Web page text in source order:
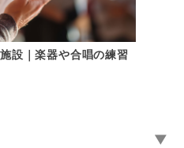
設｜楽器や合唱の練習